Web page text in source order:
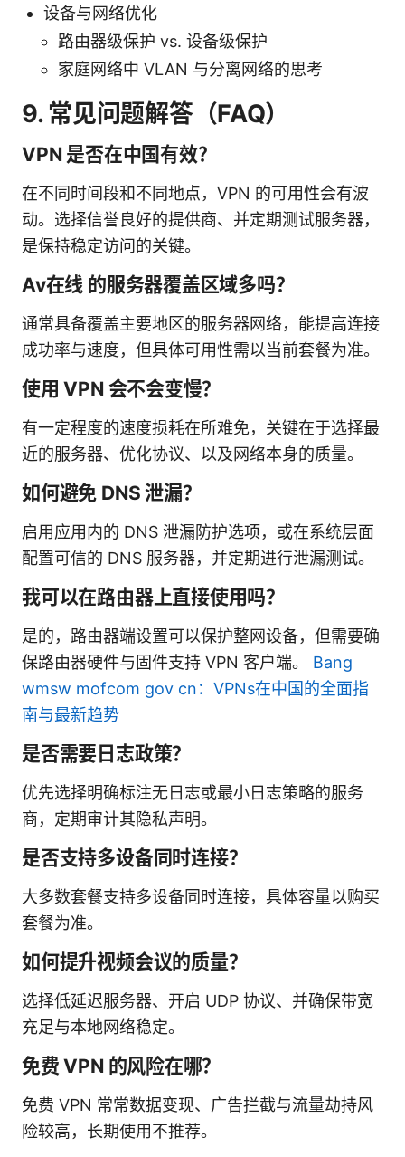
设备与网络优化
路由器级保护 vs. 设备级保护
家庭网络中 VLAN 与分离网络的思考
9. 常见问题解答（FAQ）
VPN 是否在中国有效？
在不同时间段和不同地点，VPN 的可用性会有波
动。选择信誉良好的提供商、并定期测试服务器，
是保持稳定访问的关键。
Av在线 的服务器覆盖区域多吗？
通常具备覆盖主要地区的服务器网络，能提高连接
成功率与速度，但具体可用性需以当前套餐为准。
使用 VPN 会不会变慢？
有一定程度的速度损耗在所难免，关键在于选择最
近的服务器、优化协议、以及网络本身的质量。
如何避免 DNS 泄漏？
启用应用内的 DNS 泄漏防护选项，或在系统层面
配置可信的 DNS 服务器，并定期进行泄漏测试。
我可以在路由器上直接使用吗？
是的，路由器端设置可以保护整网设备，但需要确
保路由器硬件与固件支持 VPN 客户端。 Bang
wmsw mofcom gov cn：VPNs在中国的全面指
南与最新趋势
是否需要日志政策？
优先选择明确标注无日志或最小日志策略的服务
商，定期审计其隐私声明。
是否支持多设备同时连接？
大多数套餐支持多设备同时连接，具体容量以购买
套餐为准。
如何提升视频会议的质量？
选择低延迟服务器、开启 UDP 协议、并确保带宽
充足与本地网络稳定。
免费 VPN 的风险在哪？
免费 VPN 常常数据变现、广告拦截与流量劫持风
险较高，长期使用不推荐。